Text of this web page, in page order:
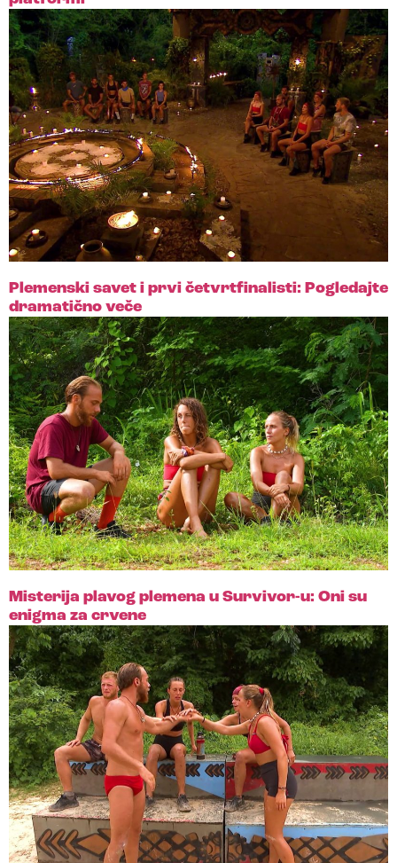
Plemenski savet i prvi četvrtfinalisti: Pogledajte
dramatično veče
Misterija plavog plemena u Survivor-u: Oni su
enigma za crvene